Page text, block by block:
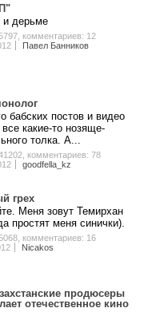
и дерьме
, комментариев: 12
Павел Банников
бабских постов и видео
какие-то нозяще-
толка. А...
, комментариев: 78
goodfella_kz
грех
Меня зовут Темирхан
простят меня синички).
, комментариев: 16
Nicakos
продюсеры
отечественное кино